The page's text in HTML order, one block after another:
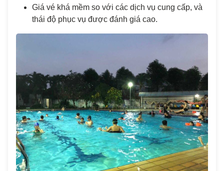
Giá vé khá mềm so với các dịch vụ cung cấp, và
thái độ phục vụ được đánh giá cao.